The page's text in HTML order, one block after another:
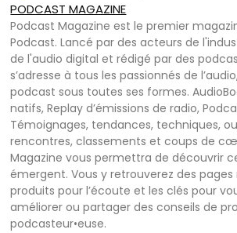
PODCAST MAGAZINE
Podcast Magazine est le premier
Podcast. Lancé par des acteurs de
de l'audio digital et rédigé par des
s’adresse à tous les passionnés de
podcast sous toutes ses formes.
natifs, Replay d’émissions de radio,
Témoignages, tendances, techniques,
rencontres, classements et coups de
Magazine vous permettra de découvrir
émergent. Vous y retrouverez des pages
produits pour l’écoute et les clés pour
améliorer ou partager des conseils de
podcasteur•euse.